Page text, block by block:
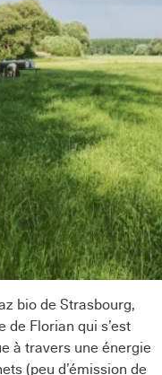
bio de Strasbourg,
de Florian qui s’est
à travers une énergie
(peu d’émission de